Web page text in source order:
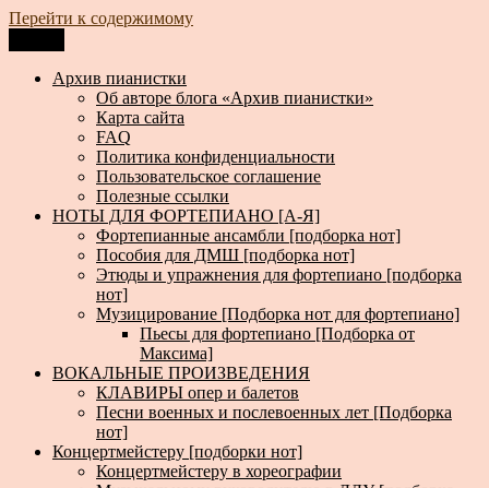
Перейти к содержимому
Архив пианистки
Всё для пианистов: ноты, книги, музыка, статьи…
Архив пианистки
Об авторе блога «Архив пианистки»
Карта сайта
FAQ
Политика конфиденциальности
Пользовательское соглашение
Полезные ссылки
НОТЫ ДЛЯ ФОРТЕПИАНО [А-Я]
Фортепианные ансамбли [подборка нот]
Пособия для ДМШ [подборка нот]
Этюды и упражнения для фортепиано [подборка
нот]
Музицирование [Подборка нот для фортепиано]
Пьесы для фортепиано [Подборка от
Максима]
ВОКАЛЬНЫЕ ПРОИЗВЕДЕНИЯ
КЛАВИРЫ опер и балетов
Песни военных и послевоенных лет [Подборка
нот]
Концертмейстеру [подборки нот]
Концертмейстеру в хореографии